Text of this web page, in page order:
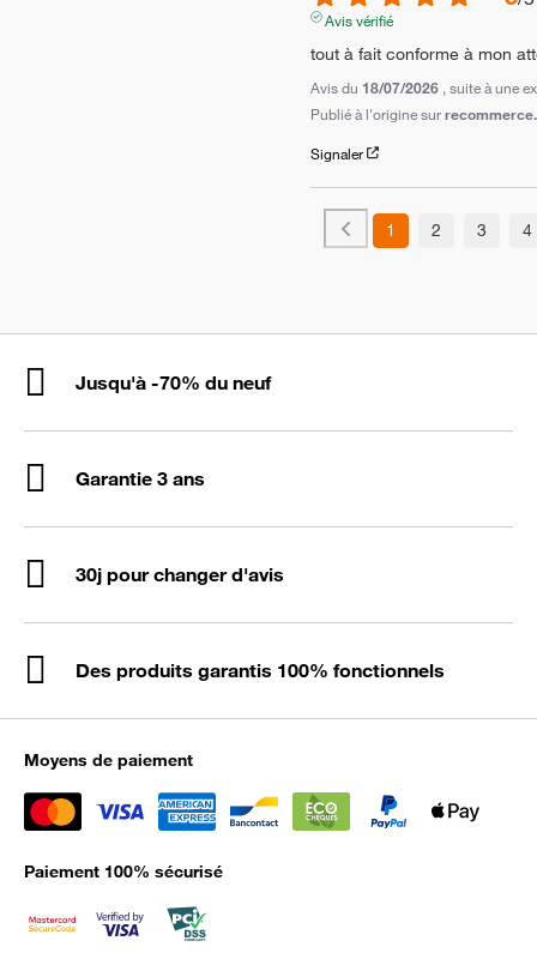
Avis vérifié
tout à fait conforme à mon
Avis du 18/07/2026 , suite à une
Publié à l'origine sur
Signaler
1 2 3 4
Jusqu'à -70% du neuf
Garantie 3 ans
30j pour changer d'avis
Des produits garantis 100% fonctionnels
Moyens de paiement
Paiement 100% sécurisé